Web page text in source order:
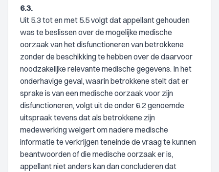
6.3.
Uit 5.3 tot en met 5.5 volgt dat appellant gehouden
was te beslissen over de mogelijke medische
oorzaak van het disfunctioneren van betrokkene
zonder de beschikking te hebben over de daarvoor
noodzakelijke relevante medische gegevens. In het
onderhavige geval, waarin betrokkene stelt dat er
sprake is van een medische oorzaak voor zijn
disfunctioneren, volgt uit de onder 6.2 genoemde
uitspraak tevens dat als betrokkene zijn
medewerking weigert om nadere medische
informatie te verkrijgen teneinde de vraag te kunnen
beantwoorden of die medische oorzaak er is,
appellant niet anders kan dan concluderen dat